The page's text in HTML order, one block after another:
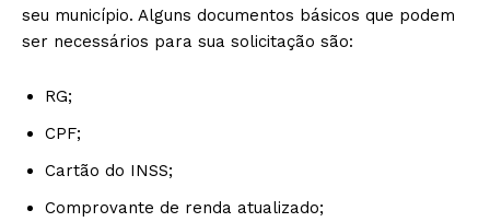
seu município. Alguns documentos básicos que podem
ser necessários para sua solicitação são:
RG;
CPF;
Cartão do INSS;
Comprovante de renda atualizado;